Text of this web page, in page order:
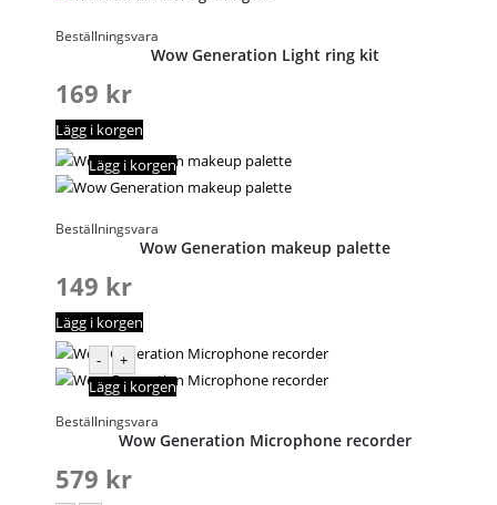
Beställningsvara
Wow Generation Light ring kit
169 kr
Lägg i korgen
Beställningsvara
Lägg i korgen
Wow Generation makeup palette
149 kr
Lägg i korgen
Beställningsvara
-
+
Lägg i korgen
Wow Generation Microphone recorder
579 kr